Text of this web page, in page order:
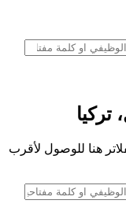
هنا للوصول لأقرب